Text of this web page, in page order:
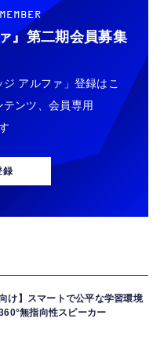
』 第二期会員募集
アルファ」登録はこ
ンツ、会員専用
録
向け】スマートで公平な学習環境
無指向性スピーカー